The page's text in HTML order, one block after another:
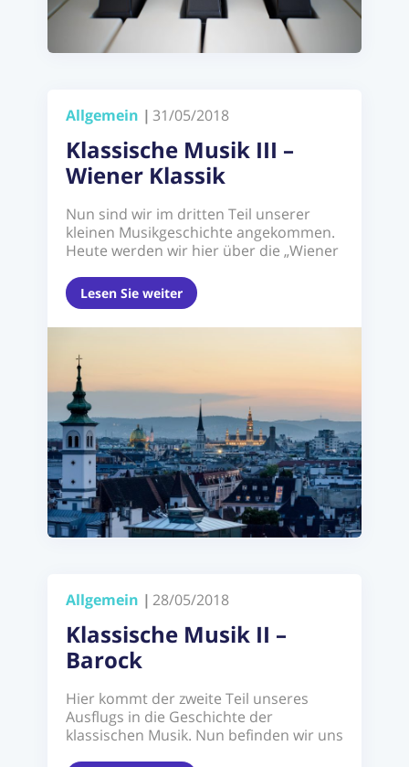
Allgemein | 31/05/2018
Klassische Musik III –
Wiener Klassik
Nun sind wir im dritten Teil unserer
kleinen Musikgeschichte angekommen.
Heute werden wir hier über die „Wiener
Lesen Sie weiter
Allgemein | 28/05/2018
Klassische Musik II –
Barock
Hier kommt der zweite Teil unseres
Ausflugs in die Geschichte der
klassischen Musik. Nun befinden wir uns